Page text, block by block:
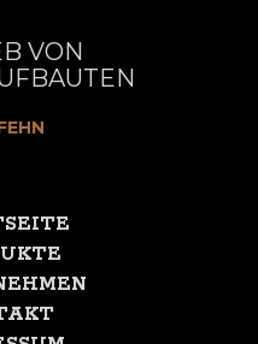
VON